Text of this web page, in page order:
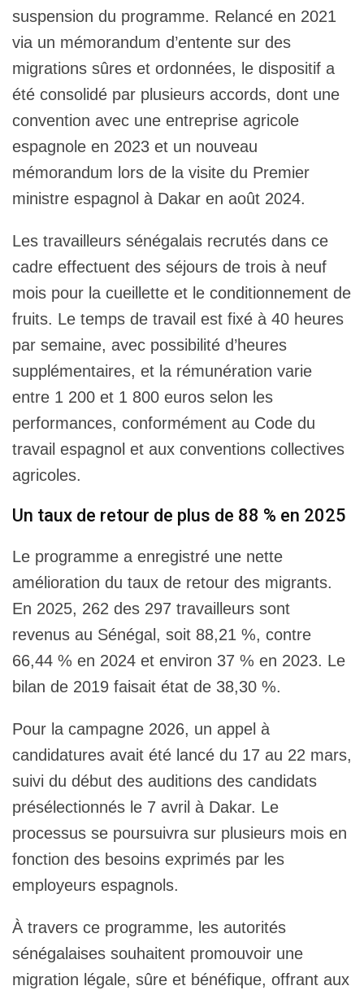
suspension du programme. Relancé en 2021
via un mémorandum d’entente sur des
migrations sûres et ordonnées, le dispositif a
été consolidé par plusieurs accords, dont une
convention avec une entreprise agricole
espagnole en 2023 et un nouveau
mémorandum lors de la visite du Premier
ministre espagnol à Dakar en août 2024.
Les travailleurs sénégalais recrutés dans ce
cadre effectuent des séjours de trois à neuf
mois pour la cueillette et le conditionnement de
fruits. Le temps de travail est fixé à 40 heures
par semaine, avec possibilité d’heures
supplémentaires, et la rémunération varie
entre 1 200 et 1 800 euros selon les
performances, conformément au Code du
travail espagnol et aux conventions collectives
agricoles.
Un taux de retour de plus de 88 % en 2025
Le programme a enregistré une nette
amélioration du taux de retour des migrants.
En 2025, 262 des 297 travailleurs sont
revenus au Sénégal, soit 88,21 %, contre
66,44 % en 2024 et environ 37 % en 2023. Le
bilan de 2019 faisait état de 38,30 %.
Pour la campagne 2026, un appel à
candidatures avait été lancé du 17 au 22 mars,
suivi du début des auditions des candidats
présélectionnés le 7 avril à Dakar. Le
processus se poursuivra sur plusieurs mois en
fonction des besoins exprimés par les
employeurs espagnols.
À travers ce programme, les autorités
sénégalaises souhaitent promouvoir une
migration légale, sûre et bénéfique, offrant aux